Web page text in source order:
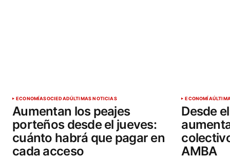
ECONOMÍASOCIEDADÚLTIMAS NOTICIAS
Aumentan los peajes
porteños desde el jueves:
cuánto habrá que pagar en
cada acceso
ECONOMÍA
Desde
AMBA